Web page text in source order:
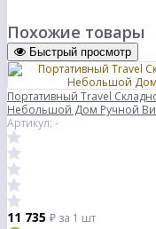
Похожие товары
Быстрый просмотр
Портативный Travel
Небольшой Дом Ручной
Артикул: -
11 735 ₽ за 1 шт